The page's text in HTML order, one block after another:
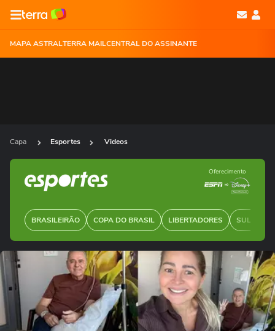
MAPA ASTRALTERRA MAILCENTRAL DO ASSINANTE
Capa Esportes Videos
BRASILEIRÃO COPA DO BRASIL LIBERTADORES SUL-
Oferecimento
Ops!
Não foi possível reproduzir o vídeo
Tentar novamente